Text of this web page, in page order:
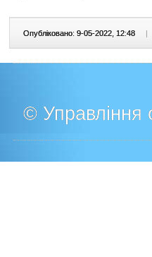
Опубліковано: 9-05-2022, 12:48 |
© Управління